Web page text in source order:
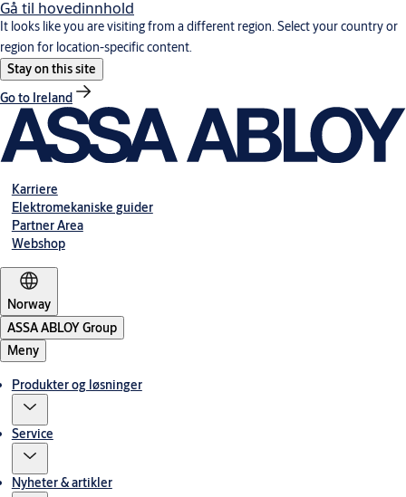
Gå til hovedinnhold
It looks like you are visiting from a different region. Select your country or
region for location-specific content.
Stay on this site
Go to Ireland
Karriere
Elektromekaniske guider
Partner Area
Webshop
Norway
ASSA ABLOY Group
Meny
Produkter og løsninger
Service
Nyheter & artikler